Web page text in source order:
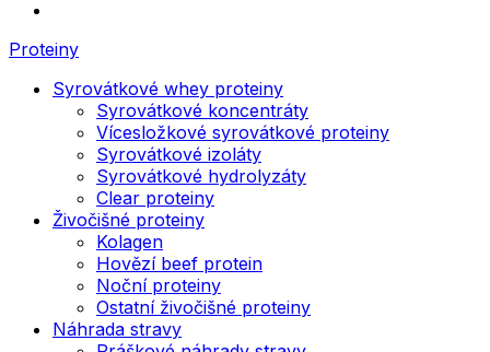
Proteiny
Syrovátkové whey proteiny
Syrovátkové koncentráty
Vícesložkové syrovátkové proteiny
Syrovátkové izoláty
Syrovátkové hydrolyzáty
Clear proteiny
Živočišné proteiny
Kolagen
Hovězí beef protein
Noční proteiny
Ostatní živočišné proteiny
Náhrada stravy